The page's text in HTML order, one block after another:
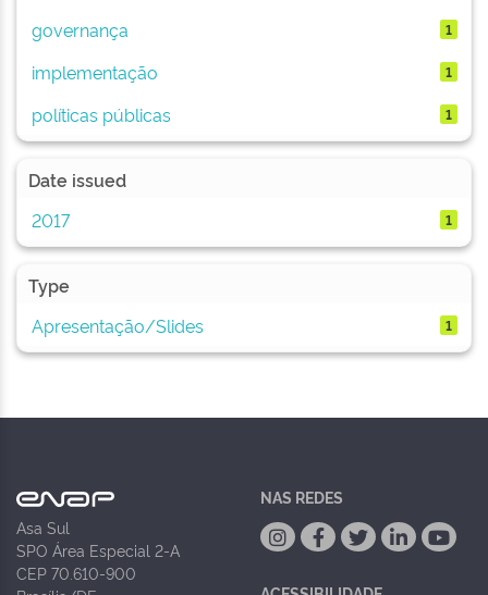
governança 1
implementação 1
políticas públicas 1
Date issued
2017
1
Type
Apresentação/Slides
1
Asa Sul
SPO Área Especial 2-A
CEP 70.610-900
NAS REDES